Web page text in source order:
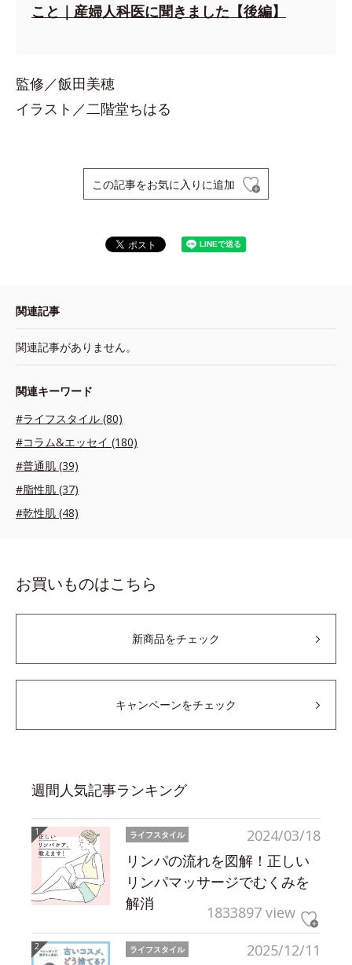
こと｜産婦人科医に聞きました【後編】
監修／飯田美穂
イラスト／二階堂ちはる
この記事をお気に入りに追加
関連記事
関連記事がありません。
関連キーワード
#ライフスタイル (80)
#コラム&エッセイ (180)
#普通肌 (39)
#脂性肌 (37)
#乾性肌 (48)
お買いものはこちら
新商品をチェック
キャンペーンをチェック
週間人気記事ランキング
2024/03/18
ライフスタイル
リンパの流れを図解！正しい
リンパマッサージでむくみを
解消
1833897 view
2025/12/11
ライフスタイル